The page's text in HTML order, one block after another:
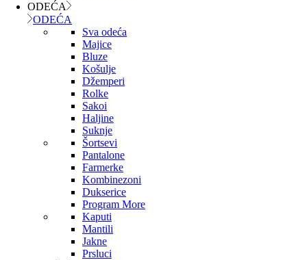
ODEĆA
ODEĆA
Sva odeća
Majice
Bluze
Košulje
Džemperi
Rolke
Sakoi
Haljine
Suknje
Šortsevi
Pantalone
Farmerke
Kombinezoni
Dukserice
Program More
Kaputi
Mantili
Jakne
Prsluci